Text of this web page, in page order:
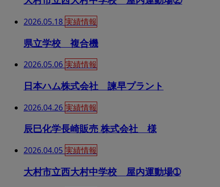
2026.05.18 実績情報
県立学校 複合機
2026.05.06 実績情報
日本ハム株式会社 諫早プラント
2026.04.26 実績情報
辰巳化学長崎販売 株式会社 様
2026.04.05 実績情報
大村市立西大村中学校 屋内運動場➀